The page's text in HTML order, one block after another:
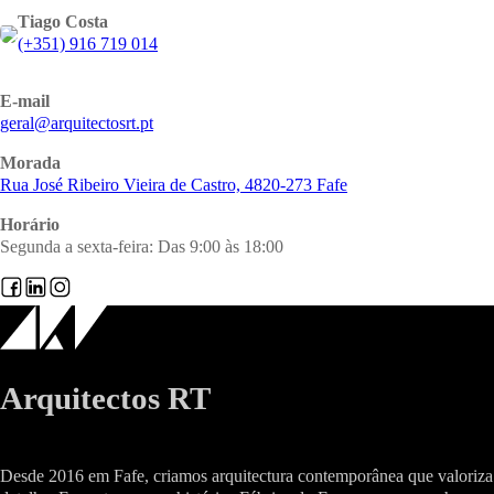
Tiago Costa
(+351) 916 719 014
E-mail
tp.trsotcetiuqra
@lareg
Morada
Rua José Ribeiro Vieira de Castro, 4820-273 Fafe
Horário
Segunda a sexta-feira: Das 9:00 às 18:00
Arquitectos RT
Desde 2016 em Fafe, criamos arquitectura contemporânea que